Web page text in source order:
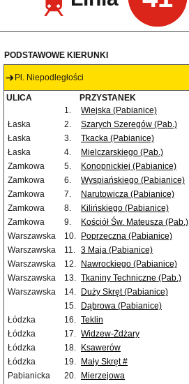
PODSTAWOWE KIERUNKI
Pl. Niepodległości
ULICA PRZYSTANEK
1.
Wiejska (Pabianice)
Łaska
2. Szarych Szeregów (Pab.)
Łaska
3.
Tkacka (Pabianice)
Łaska
4.
Mielczarskiego (Pab.)
Zamkowa
5. Konopnickiej (Pabianice)
Zamkowa
6. Wyspiańskiego (Pabianice)
Zamkowa
7. Narutowicza (Pabianice)
Zamkowa
8. Kilińskiego (Pabianice)
Zamkowa
9.
Kościół Św. Mateusza (Pab.)
Warszawska
10.
Poprzeczna (Pabianice)
Warszawska
11. 3 Maja (Pabianice)
Warszawska
12.
Nawrockiego (Pabianice)
Warszawska
13. Tkaniny Techniczne (Pab.)
Warszawska
14. Duży Skręt (Pabianice)
15.
Dąbrowa (Pabianice)
Łódzka
16. Teklin
Łódzka
17. Widzew-Żdżary
Łódzka
18.
Ksawerów
Łódzka
19. Mały Skręt #
Pabianicka
20.
Mierzejowa